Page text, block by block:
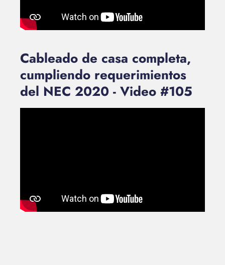
Cableado de casa completa,
cumpliendo requerimientos
del NEC 2020 - Video #105